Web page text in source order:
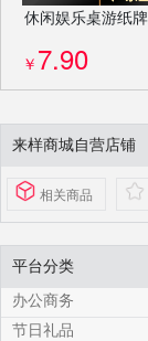
￥ 7.90
来样商城自营店铺
相关商品
平台分类
办公商务
节日礼品